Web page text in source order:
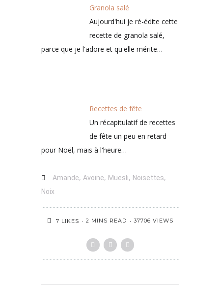
Granola salé
Aujourd'hui je ré-édite cette
recette de granola salé,
parce que je l'adore et qu'elle mérite…
Recettes de fête
Un récapitulatif de recettes
de fête un peu en retard
pour Noël, mais à l'heure…
Amande, Avoine, Muesli, Noisettes,
Noix
7 LIKES 2 MINS READ 37706 VIEWS